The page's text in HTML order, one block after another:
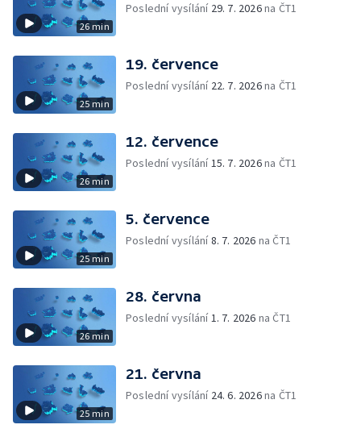
26 min
Poslední vysílání 29. 7. 2026na ČT1
25 min
19. července
Poslední vysílání 22. 7. 2026na ČT1
26 min
12. července
Poslední vysílání15. 7. 2026na ČT1
25 min
5. července
Poslední vysílání8. 7. 2026 na ČT1
26 min
28. června
Poslední vysílání1. 7. 2026 na ČT1
25 min
21. června
Poslední vysílání 24. 6. 2026na ČT1